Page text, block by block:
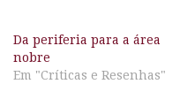
Da periferia para a área
nobre
Em "Críticas e Resenhas"